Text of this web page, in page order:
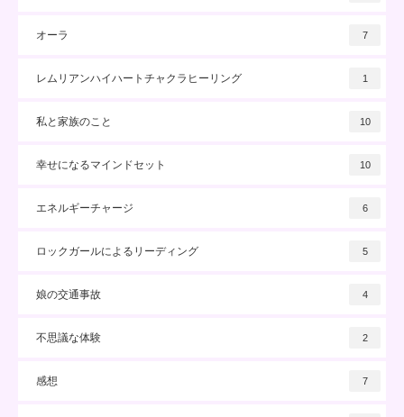
オーラ 7
レムリアンハイハートチャクラヒーリング 1
私と家族のこと 10
幸せになるマインドセット 10
エネルギーチャージ 6
ロックガールによるリーディング 5
娘の交通事故 4
不思議な体験 2
感想 7